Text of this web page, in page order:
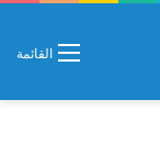
القائمة